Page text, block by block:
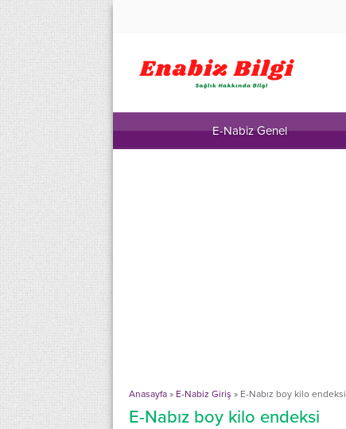
E-Nabiz Genel
Anasayfa » E-Nabiz Giriş » E-Nabız boy kilo endeksi
E-Nabız boy kilo endeksi